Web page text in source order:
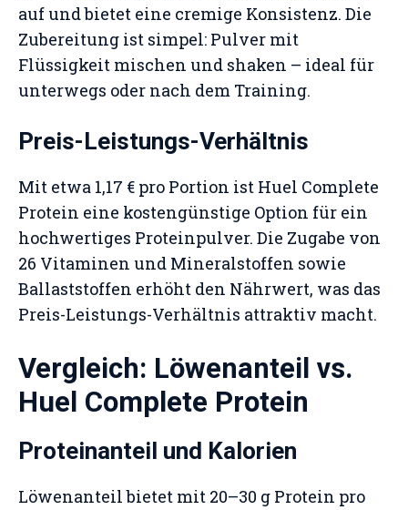
auf und bietet eine cremige Konsistenz. Die
Zubereitung ist simpel: Pulver mit
Flüssigkeit mischen und shaken – ideal für
unterwegs oder nach dem Training.
Preis-Leistungs-Verhältnis
Mit etwa 1,17 € pro Portion ist Huel Complete
Protein eine kostengünstige Option für ein
hochwertiges Proteinpulver. Die Zugabe von
26 Vitaminen und Mineralstoffen sowie
Ballaststoffen erhöht den Nährwert, was das
Preis-Leistungs-Verhältnis attraktiv macht.
Vergleich: Löwenanteil vs.
Huel Complete Protein
Proteinanteil und Kalorien
Löwenanteil bietet mit 20–30 g Protein pro